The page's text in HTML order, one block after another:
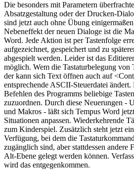
Die besonders mit Parametern
Absatzgestaltung oder der Drucken-
sind jetzt auch ohne Übung
Nebeneffekt der neuen Dialoge ist die
Word. Jede Aktion ist per Tastenfolge
aufgezeichnet, gespeichert und zu
abgespielt werden. Leider ist das
möglich. Wem die Tastaturbelegung von
der kann sich Text öffnen auch auf
entsprechende ASCII-Steuerdatei
Befehlen des Programms beliebige
zuzuordnen. Durch diese Neuerungen -
und Makros - läßt sich Tempus Word
Situationen anpassen. Wiederkehrende
zum Kinderspiel. Zusätzlich steht jetzt
Verfügung, bei dem die
zugänglich sind, aber stattdessen andere
Alt-Ebene gelegt werden können.
wird das entgegenkommen.